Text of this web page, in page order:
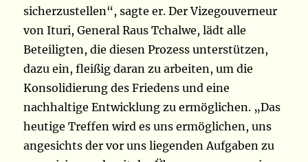
sicherzustellen“, sagte er. Der Vizegouverneur
von Ituri, General Raus Tchalwe, lädt alle
Beteiligten, die diesen Prozess unterstützen,
dazu ein, fleißig daran zu arbeiten, um die
Konsolidierung des Friedens und eine
nachhaltige Entwicklung zu ermöglichen. „Das
heutige Treffen wird es uns ermöglichen, uns
angesichts der vor uns liegenden Aufgaben zu